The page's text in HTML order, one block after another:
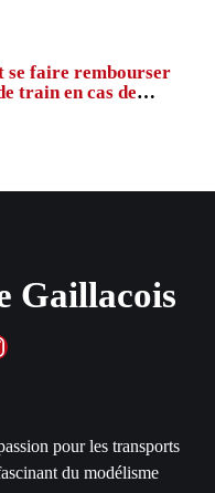
se faire rembourser
train en cas de
Gaillacois
pour les transports
du modélisme